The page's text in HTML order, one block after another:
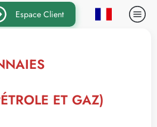
Espace Client
ET GAZ)